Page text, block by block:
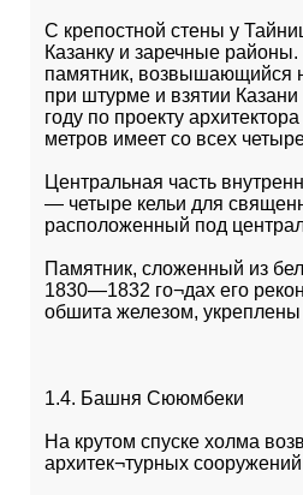
С крепостной стены у
Казанку и заречные
памятник, возвышающийся
при штурме и взятии
году по проекту
метров имеет со всех
Центральная часть
— четыре кельи для
расположенный под
Памятник, сложенный из
1830—1832 го¬дах его
обшита железом,
1.4. Башня Сююмбеки
Нa крутом спуске холма
архитек¬турных